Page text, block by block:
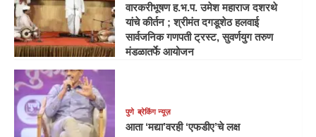
वारकरीभूषण ह.भ.प. उमेश महाराज दशरथे
यांचे कीर्तन ; श्रीमंत दगडूशेठ हलवाई
सार्वजनिक गणपती ट्रस्ट, सुवर्णयुग तरुण
मंडळातर्फे आयोजन
पुणे ब्रेकिंग न्यूज़
आता ‘मद्या’वरही ‘एफडीए’चे लक्ष